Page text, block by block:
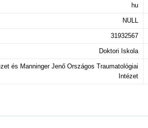
hu
NULL
31932567
Doktori Iskola
és Manninger Jenő Országos Traumatológiai
Intézet